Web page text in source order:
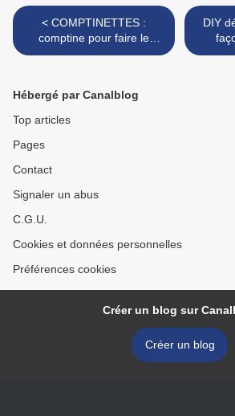
< COMPTINETTES :
comptine pour faire le
silence
DIY
Hébergé par Canalblog
Top articles
Pages
Contact
Signaler un abus
C.G.U.
Cookies et données personnelles
Préférences cookies
Créer un blog sur
Créer un blog